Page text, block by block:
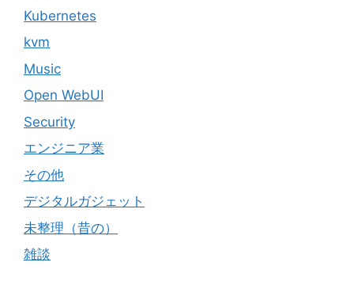
Kubernetes
kvm
Music
Open WebUI
Security
エンジニア業
その他
デジタルガジェット
未整理（昔の）
雑談